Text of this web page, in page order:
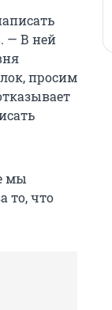
— В ней
просим
мы
то, что